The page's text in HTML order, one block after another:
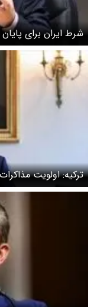
شرط ایران برای
محاصره دریایی و
ترکیه: اولویت
هرمز است